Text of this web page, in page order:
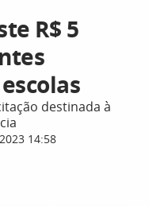
R$ 5
destinada à
14:58